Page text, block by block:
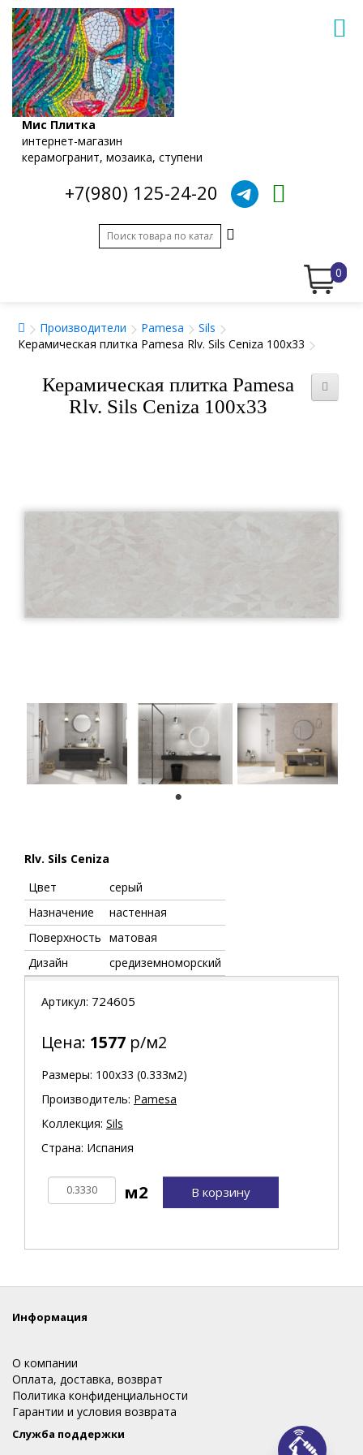
Мис Плитка
интернет-магазин
керамогранит, мозаика, ступени
+7(980) 125-24-20
0
Производители Pamesa
Sils
Керамическая плитка Pamesa Rlv. Sils Ceniza 100x33
Керамическая плитка Pamesa
Rlv. Sils Ceniza 100x33
Rlv. Sils Ceniza
Цвет
серый
Назначение
настенная
Поверхность матовая
Дизайн
средиземноморский
Артикул: 724605
Цена: 1577 р/м2
Размеры: 100х33 (0.333м2)
Производитель: Pamesa
Коллекция: Sils
Страна: Испания
В корзину
Информация
О компании
Оплата, доставка, возврат
Политика конфиденциальности
Гарантии и условия возврата
Служба поддержки